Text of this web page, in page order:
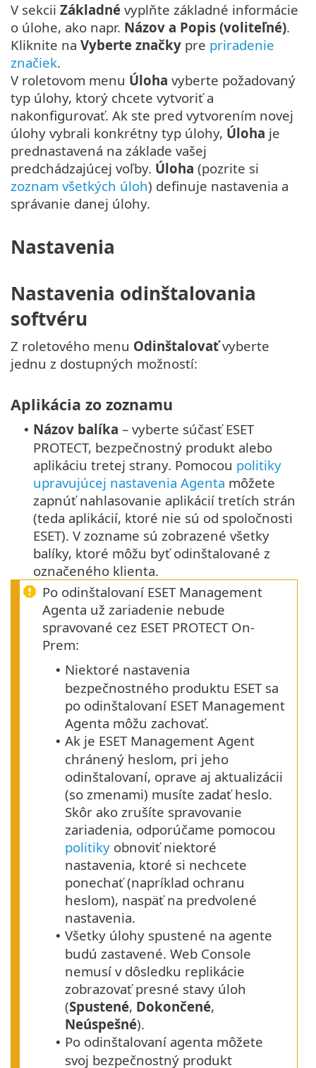
V sekcii Základné vyplňte základné informácie
o úlohe, ako napr. Názov a Popis (voliteľné).
Kliknite na Vyberte značky pre priradenie
značiek.
V roletovom menu Úloha vyberte požadovaný
typ úlohy, ktorý chcete vytvoriť a
nakonfigurovať. Ak ste pred vytvorením novej
úlohy vybrali konkrétny typ úlohy, Úloha je
prednastavená na základe vašej
predchádzajúcej voľby. Úloha (pozrite si
zoznam všetkých úloh) definuje nastavenia a
správanie danej úlohy.
Nastavenia
Nastavenia odinštalovania
softvéru
Z roletového menu Odinštalovaťvyberte
jednu z dostupných možností:
Aplikácia zo zoznamu
• Názov balíka – vyberte súčasť ESET
PROTECT, bezpečnostný produkt alebo
aplikáciu tretej strany. Pomocou politiky
upravujúcej nastavenia Agenta môžete
zapnúť nahlasovanie aplikácií tretích strán
(teda aplikácií, ktoré nie sú od spoločnosti
ESET). V zozname sú zobrazené všetky
balíky, ktoré môžu byť odinštalované z
označeného klienta.
Po odinštalovaní ESET Management
Agenta už zariadenie nebude
spravované cez ESET PROTECT On-
Prem:
• Niektoré nastavenia
bezpečnostného produktu ESET sa
po odinštalovaní ESET Management
Agenta môžu zachovať.
• Ak je ESET Management Agent
chránený heslom, pri jeho
odinštalovaní, oprave aj aktualizácii
(so zmenami) musíte zadať heslo.
Skôr ako zrušíte spravovanie
zariadenia, odporúčame pomocou
politiky obnoviť niektoré
nastavenia, ktoré si nechcete
ponechať (napríklad ochranu
heslom), naspäť na predvolené
nastavenia.
• Všetky úlohy spustené na agente
budú zastavené. Web Console
nemusí v dôsledku replikácie
zobrazovať presné stavy úloh
(Spustené, Dokončené,
Neúspešné).
• Po odinštalovaní agenta môžete
svoj bezpečnostný produkt